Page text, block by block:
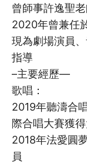
曾師事許逸聖老
2020年曾兼任
現為劇場演員
指導
–主要經歷—
歌唱：
2019年聽濤合
際合唱大賽獲
2018年法愛圓
員